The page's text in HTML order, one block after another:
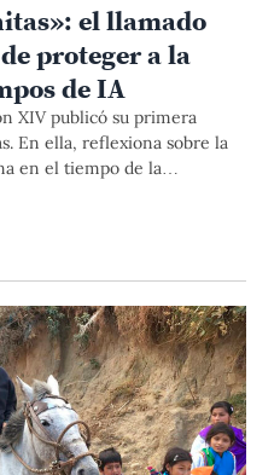
el llamado
proteger a la
de IA
XIV publicó su primera
En ella, reflexiona sobre la
en el tiempo de la
llamado a abordar los retos